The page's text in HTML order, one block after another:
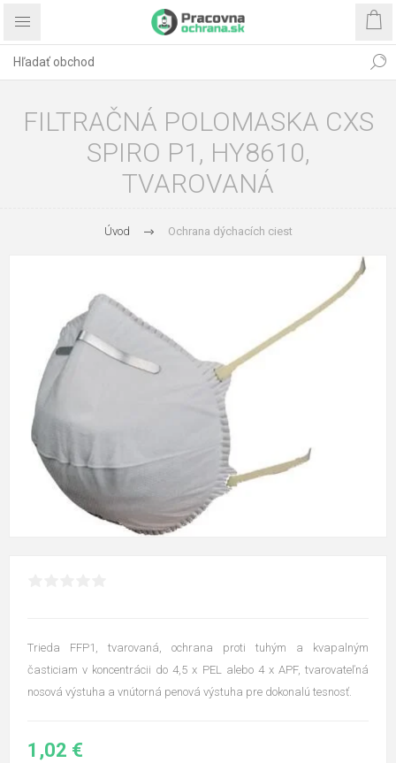
FILTRAČNÁ POLOMASKA CXS
SPIRO P1, HY8610,
TVAROVANÁ
Úvod Ochrana dýchacích ciest
Trieda FFP1, tvarovaná, ochrana proti tuhým a kvapalným
časticiam v koncentrácii do 4,5 x PEL alebo 4 x APF, tvarovateľná
nosová výstuha a vnútorná penová výstuha pre dokonalú tesnosť.
1,02 €